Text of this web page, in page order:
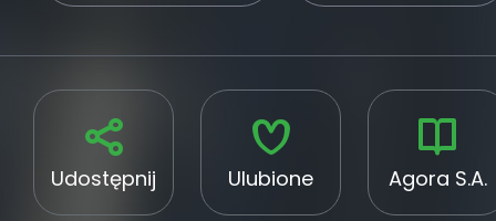
Udostępnij Ulubione Agora S.A.